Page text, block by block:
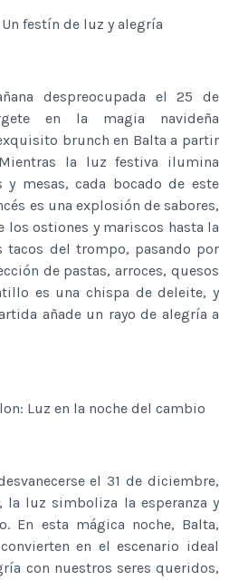
festín de luz y alegría
despreocupada el 25 de
en la magia navideña
brunch en Balta a partir
la luz festiva ilumina
y mesas, cada bocado de este
es una explosión de sabores,
los ostiones y mariscos hasta la
tacos del trompo, pasando por
de pastas, arroces, quesos
es una chispa de deleite, y
añade un rayo de alegría a
Luz en la noche del cambio
el 31 de diciembre,
luz simboliza la esperanza y
En esta mágica noche, Balta,
en el escenario ideal
con nuestros seres queridos,